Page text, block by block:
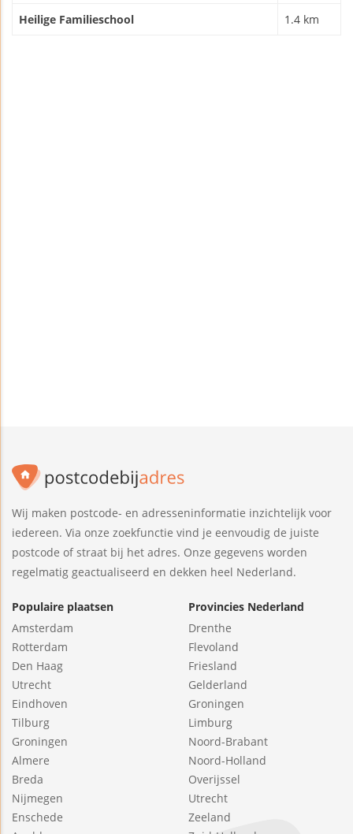
Heilige Familieschool 1.4 km
Wij maken postcode- en adresseninformatie inzichtelijk voor
iedereen. Via onze zoekfunctie vind je eenvoudig de juiste
postcode of straat bij het adres. Onze gegevens worden
regelmatig geactualiseerd en dekken heel Nederland.
Populaire plaatsen
Amsterdam
Rotterdam
Den Haag
Utrecht
Eindhoven
Tilburg
Groningen
Almere
Breda
Nijmegen
Enschede
Provincies Nederland
Drenthe
Flevoland
Friesland
Gelderland
Groningen
Limburg
Noord-Brabant
Noord-Holland
Overijssel
Utrecht
Zeeland